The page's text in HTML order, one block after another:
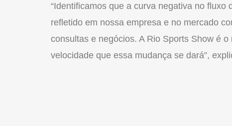
“Identificamos que a curva negativa no
refletido em nossa empresa e no mercado
consultas e negócios. A Rio Sports Show é o
velocidade que essa mudança se dará”,